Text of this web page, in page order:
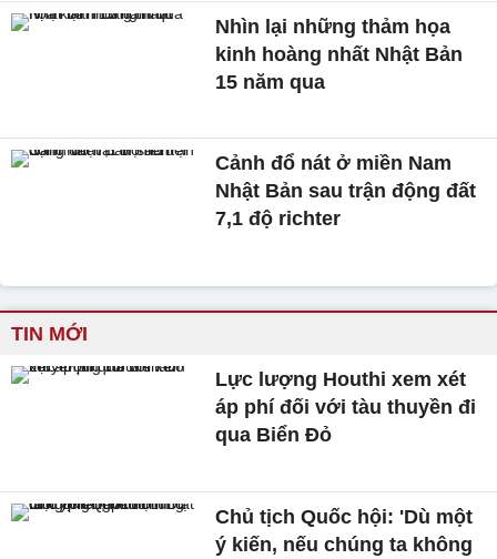
Nhìn lại những thảm họa
kinh hoàng nhất Nhật Bản
15 năm qua
Cảnh đổ nát ở miền Nam
Nhật Bản sau trận động đất
7,1 độ richter
TIN MỚI
Lực lượng Houthi xem xét
áp phí đối với tàu thuyền đi
qua Biển Đỏ
Chủ tịch Quốc hội: 'Dù một
ý kiến, nếu chúng ta không